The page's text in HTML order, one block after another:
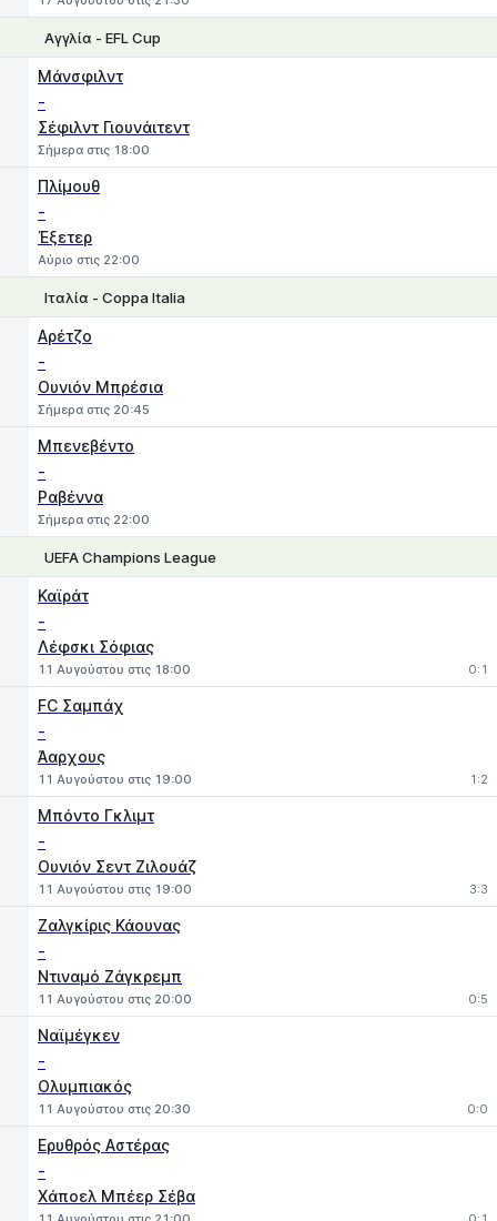
Αγγλία - EFL Cup
Μάνσφιλντ
-
Σέφιλντ Γιουνάιτεντ
Σήμερα στις 18:00
Πλίμουθ
-
Έξετερ
Αύριο στις 22:00
Ιταλία - Coppa Italia
Αρέτζο
-
Ουνιόν Μπρέσια
Σήμερα στις 20:45
Μπενεβέντο
-
Ραβέννα
Σήμερα στις 22:00
UEFA Champions League
Καϊράτ
-
Λέφσκι Σόφιας
11 Αυγούστου στις 18:00 0:1
FC Σαμπάχ
-
Άαρχους
11 Αυγούστου στις 19:00 1:2
Μπόντο Γκλιμτ
-
Ουνιόν Σεντ Ζιλουάζ
11 Αυγούστου στις 19:00 3:3
Ζαλγκίρις Κάουνας
-
Ντιναμό Ζάγκρεμπ
11 Αυγούστου στις 20:00 0:5
Ναϊμέγκεν
-
Ολυμπιακός
11 Αυγούστου στις 20:30 0:0
Ερυθρός Αστέρας
-
Χάποελ Μπέερ Σέβα